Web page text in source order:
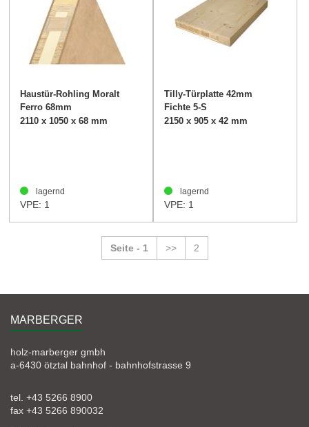
Haustür-Rohling Moralt
Ferro 68mm
2110 x 1050 x 68 mm
lagernd
VPE: 1
Tilly-Türplatte 42mm
Fichte 5-S
2150 x 905 x 42 mm
lagernd
VPE: 1
Seite - 1 >> 2
MARBERGER
holz-marberger gmbh
a-6430 ötztal bahnhof - bahnhofstrasse 9
tel. +43 5266 8900
fax +43 5266 890032